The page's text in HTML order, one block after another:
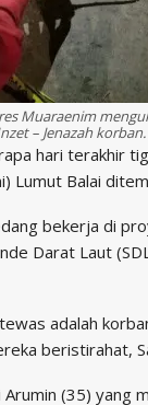
Muaraenim
– Jenazah korban.
hari terakhir
Lumut Balai
bekerja di
Darat Laut
adalah
beristirahat,
(35)